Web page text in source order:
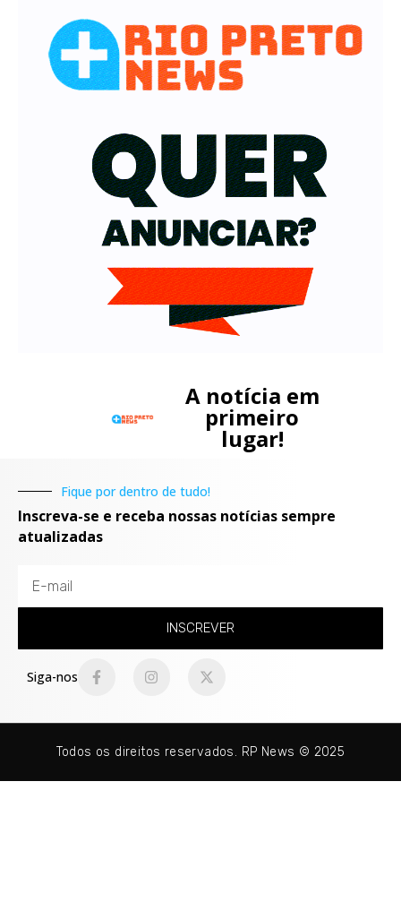
A notícia em
primeiro
lugar!
Fique por dentro de tudo!
Inscreva-se e receba nossas notícias sempre
atualizadas
INSCREVER
Siga-nos
Todos os direitos reservados. RP News © 2025